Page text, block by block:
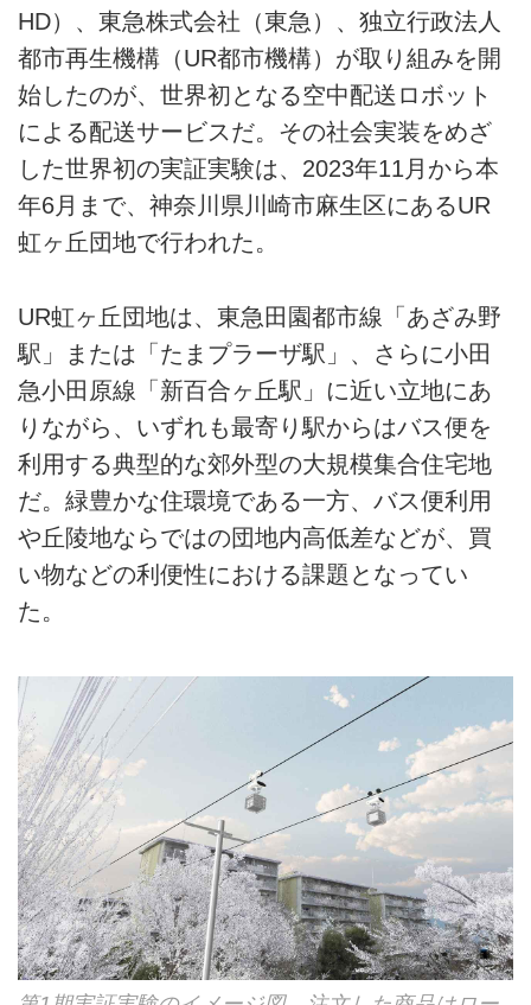
HD）、東急株式会社（東急）、独立行政法人
都市再生機構（UR都市機構）が取り組みを開
始したのが、世界初となる空中配送ロボット
による配送サービスだ。その社会実装をめざ
した世界初の実証実験は、2023年11月から本
年6月まで、神奈川県川崎市麻生区にあるUR
虹ヶ丘団地で行われた。
UR虹ヶ丘団地は、東急田園都市線「あざみ野
駅」または「たまプラーザ駅」、さらに小田
急小田原線「新百合ヶ丘駅」に近い立地にあ
りながら、いずれも最寄り駅からはバス便を
利用する典型的な郊外型の大規模集合住宅地
だ。緑豊かな住環境である一方、バス便利用
や丘陵地ならではの団地内高低差などが、買
い物などの利便性における課題となってい
た。